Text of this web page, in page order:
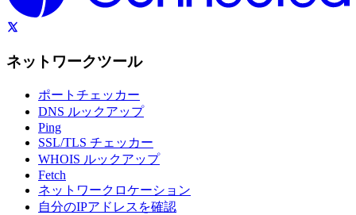
ネットワークツール
ポートチェッカー
DNS ルックアップ
Ping
SSL/TLS チェッカー
WHOIS ルックアップ
Fetch
ネットワークロケーション
自分のIPアドレスを確認